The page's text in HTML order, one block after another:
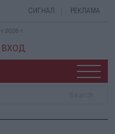
СИГНАЛ РЕКЛАМА
2026 г.
ВХОД